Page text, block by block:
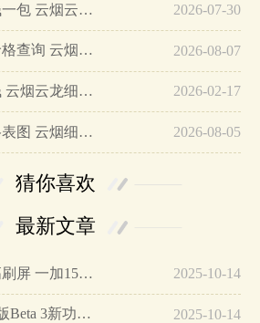
云烟云龙细支多少钱一包 云烟云龙细支价格表和图片… 2026-07-30
云烟云龙细支香烟价格查询 云烟云龙细支特点分析… 2026-08-07
云烟云龙细支多少钱 云烟云龙细支价格和图片介绍… 2026-02-17
云烟新云龙细支价格表图 云烟细支云龙多少钱… 2026-08-05
猜你喜欢
最新文章
一加15全球首发超高刷屏 一加15参数详细配置… 2025-10-14
iOS 26.1开发者预览版Beta 3新功能详解… 2025-10-14